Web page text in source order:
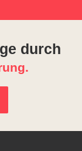
durch